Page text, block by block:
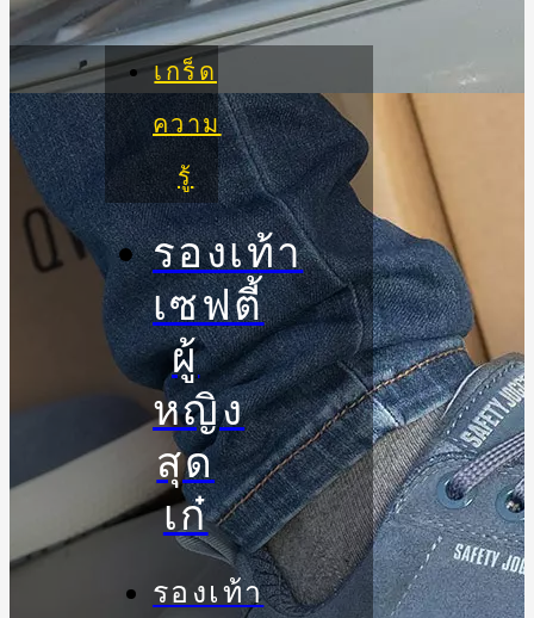
เกร็ด
ความ
รู้
รองเท้า
เซฟตี้
ผู้
หญิง
สุด
เก๋
รองเท้า